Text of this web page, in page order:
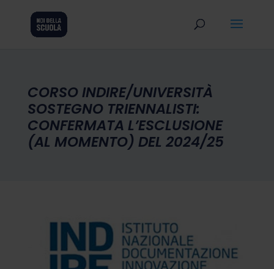
CORSO INDIRE/UNIVERSITÀ
SOSTEGNO TRIENNALISTI:
CONFERMATA L’ESCLUSIONE
(AL MOMENTO) DEL 2024/25